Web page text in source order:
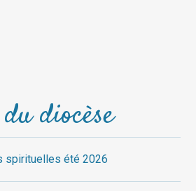
diocèse
spirituelles été 2026